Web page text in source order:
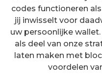
codes functioneren
jij inwisselt voor
uw persoonlijke
als deel van onze
laten maken met
voordelen